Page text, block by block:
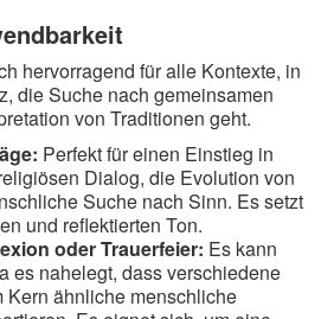
hervorragend für alle Kontexte, in
die Suche nach gemeinsamen
von Traditionen geht.
Perfekt für einen Einstieg in
Dialog, die Evolution von
Suche nach Sinn. Es setzt
und reflektierten Ton.
oder Trauerfeier: Es kann
es nahelegt, dass verschiedene
Kern ähnliche menschliche